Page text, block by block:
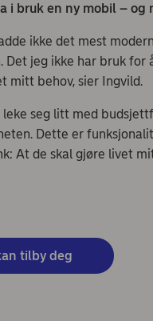
i bruk en ny mobil – og
ikke det mest
jeg ikke har bruk for
mitt behov, sier Ingvild.
seg litt med
Dette er
At de skal gjøre livet
tilby deg